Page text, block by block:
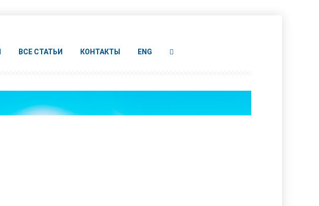
ВСЕ СТАТЬИ КОНТАКТЫ ENG